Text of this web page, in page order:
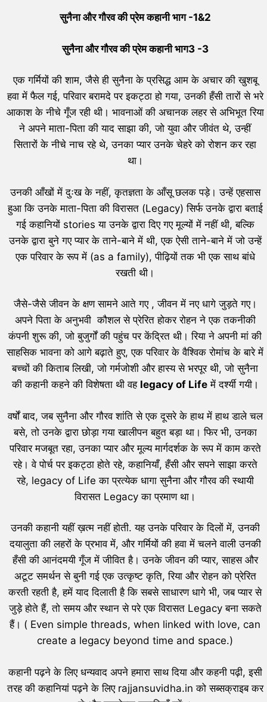
सुनैना और गौरव की प्रेम कहानी भाग -1&2
सुनैना और गौरव की प्रेम कहानी भाग3 -3
एक गर्मियों की शाम, जैसे ही सुनैना के प्रसिद्ध आम के अचार की खुशबू
हवा में फैल गई, परिवार बरामदे पर इकट्ठा हो गया, उनकी हँसी तारों से भरे
आकाश के नीचे गूँज रही थी। भावनाओं की अचानक लहर से अभिभूत रिया
ने अपने माता-पिता की याद साझा की, जो युवा और जीवंत थे, उन्हीं
सितारों के नीचे नाच रहे थे, उनका प्यार उनके चेहरे को रोशन कर रहा
था।
उनकी आँखों में दुःख के नहीं, कृतज्ञता के आँसू छलक पड़े। उन्हें एहसास
हुआ कि उनके माता-पिता की विरासत (Legacy) सिर्फ उनके द्वारा बताई
गई कहानियों stories या उनके द्वारा दिए गए मूल्यों में नहीं थी, बल्कि
उनके द्वारा बुने गए प्यार के ताने-बाने में थी, एक ऐसी ताने-बाने में जो उन्हें
एक परिवार के रूप में (as a family), पीढ़ियों तक भी एक साथ बांधे
रखती थी।
जैसे-जैसे जीवन के क्षण सामने आते गए , जीवन में नए धागे जुड़ते गए।
अपने पिता के अनुभवी कौशल से प्रेरित होकर रोहन ने एक तकनीकी
कंपनी शुरू की, जो बुजुर्गों की पहुंच पर केंद्रित थी। रिया ने अपनी मां की
साहसिक भावना को आगे बढ़ाते हुए, एक परिवार के वैश्विक रोमांच के बारे में
बच्चों की किताब लिखी, जो गर्मजोशी और हास्य से भरपूर थी, जो सुनैना
की कहानी कहने की विशेषता थी वह legacy of Lifeमें दर्श्यी गयी।
वर्षों बाद, जब सुनैना और गौरव शांति से एक दूसरे के हाथ में हाथ डाले चल
बसे, तो उनके द्वारा छोड़ा गया खालीपन बहुत बड़ा था। फिर भी, उनका
परिवार मजबूत रहा, उनका प्यार और मूल्य मार्गदर्शक के रूप में काम करते
रहे। वे पोर्च पर इकट्ठा होते रहे, कहानियाँ, हँसी और सपने साझा करते
रहे, legacy of Life का प्रत्येक धागा सुनैना और गौरव की स्थायी
विरासत Legacy का प्रमाण था।
उनकी कहानी यहीं ख़त्म नहीं होती. यह उनके परिवार के दिलों में, उनकी
दयालुता की लहरों के प्रभाव में, और गर्मियों की हवा में चलने वाली उनकी
हँसी की आनंदमयी गूँज में जीवित है। उनके जीवन की प्यार, साहस और
अटूट समर्थन से बुनी गई एक उत्कृष्ट कृति, रिया और रोहन को प्रेरित
करती रहती है, हमें याद दिलाती है कि सबसे साधारण धागे भी, जब प्यार से
जुड़े होते हैं, तो समय और स्थान से परे एक विरासत Legacy बना सकते
हैं। ( Even simple threads, when linked with love, can
create a legacy beyond time and space.)
कहानी पढ़ने के लिए धन्यवाद अपने हमारा साथ दिया और कहनी पढ़ी, इसी
तरह की कहानियां पढ़ने के लिए rajjansuvidha.in को सब्सक्राइब कर